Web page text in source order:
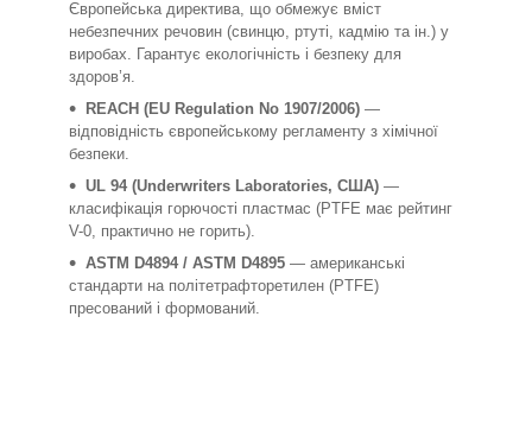
Європейська директива, що обмежує вміст
небезпечних речовин (свинцю, ртуті, кадмію та ін.) у
виробах. Гарантує екологічність і безпеку для
здоров’я.
REACH (EU Regulation No 1907/2006) —
відповідність європейському регламенту з хімічної
безпеки.
UL 94 (Underwriters Laboratories, США) —
класифікація горючості пластмас (PTFE має рейтинг
V-0, практично не горить).
ASTM D4894 / ASTM D4895 — американські
стандарти на політетрафторетилен (PTFE)
пресований і формований.